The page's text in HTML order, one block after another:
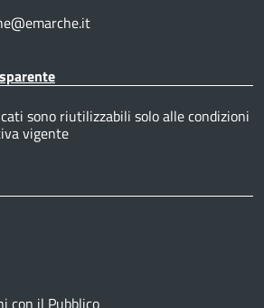
sono riutilizzabili solo alle condizioni
vigente
con il Pubblico